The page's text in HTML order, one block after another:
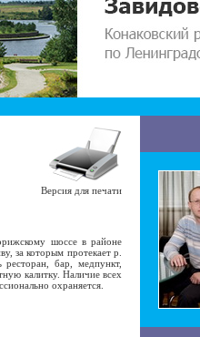
Версия для печати
шоссе в районе
за которым протекает р.
бар, медпункт,
калитку. Наличие всех
охраняется.